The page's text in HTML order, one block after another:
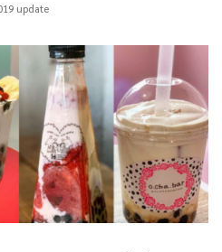
update